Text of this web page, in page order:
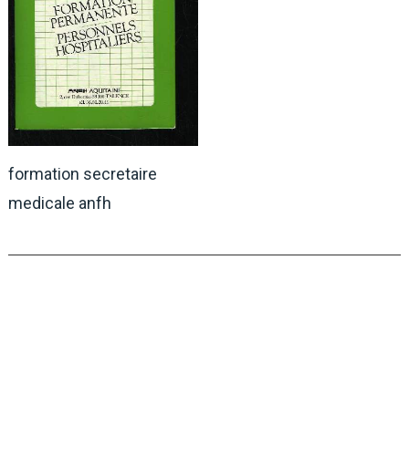
formation secretaire
medicale anfh